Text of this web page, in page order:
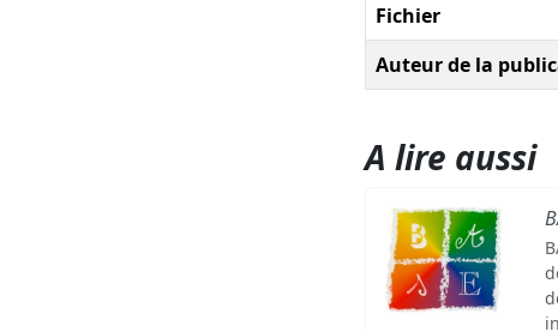
Fichier
Auteur de la
A lire aussi